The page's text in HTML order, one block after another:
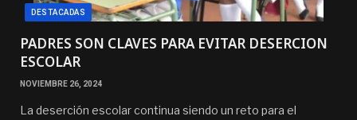
DESTACADAS
PADRES SON CLAVES PARA EVITAR DESERCION
ESCOLAR
NOVIEMBRE 26, 2024
La deserción escolar continua siendo un reto para el